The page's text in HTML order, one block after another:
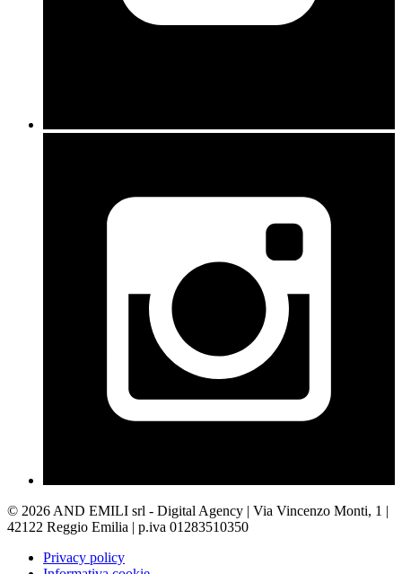
© 2026 AND EMILI srl - Digital Agency | Via Vincenzo Monti, 1 |
42122 Reggio Emilia | p.iva 01283510350
Privacy policy